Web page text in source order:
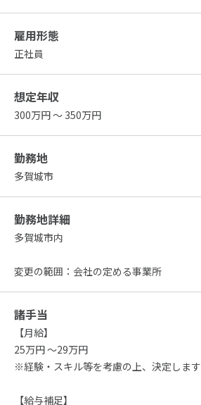
雇用形態
正社員
想定年収
300万円 ～ 350万円
勤務地
多賀城市
勤務地詳細
多賀城市内
変更の範囲：会社の定める事業所
諸手当
【月給】
25万円 ～29万円
※経験・スキル等を考慮の上、決定します
【給与補足】